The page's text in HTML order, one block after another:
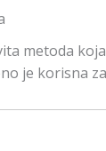
metoda
je korisna